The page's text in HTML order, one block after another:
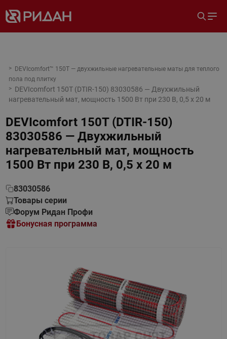
DEVIcomfort™ 150T — двухжильные нагревательные маты для теплого
пола под плитку
DEVIcomfort 150T (DTIR-150) 83030586 — Двухжильный
нагревательный мат, мощность 1500 Вт при 230 В, 0,5 х 20 м
DEVIcomfort 150T (DTIR-150)
83030586 — Двухжильный
нагревательный мат, мощность
1500 Вт при 230 В, 0,5 х 20 м
83030586
Товары серии
Форум Ридан Профи
Бонусная программа
Назад